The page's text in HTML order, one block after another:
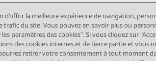
Plan du site Conditions d'utilisation
d’offrir la meilleure expérience de navigation,
trafic du site. Vous pouvez en savoir plus ou
paramètres des cookies". Si vous cliquez sur
des cookies internes et de tierce partie et vous
retirer votre consentement à tout moment